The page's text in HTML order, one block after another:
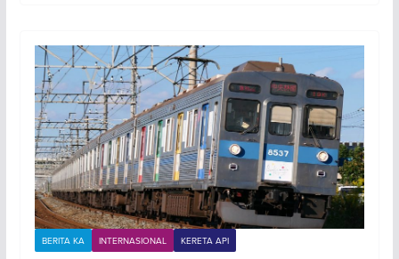
BERITA KA INTERNASIONAL KERETA API